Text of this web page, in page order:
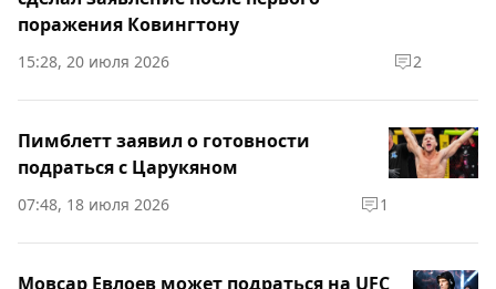
поражения Ковингтону
15:28, 20 июля 2026 2
Пимблетт заявил о готовности
подраться с Царукяном
07:48, 18 июля 2026 1
Мовсар Евлоев может подраться на UFC